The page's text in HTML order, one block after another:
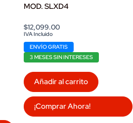
MOD. SLXD4
$12,099.00
IVA Incluido
ENVÍO GRATIS
3 MESES SIN INTERESES
Añadir al carrito
¡Comprar Ahora!